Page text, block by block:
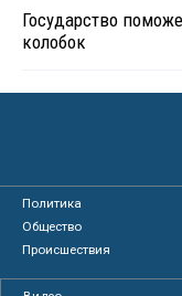
Государство
колобок
Политика
Общество
Происшествия